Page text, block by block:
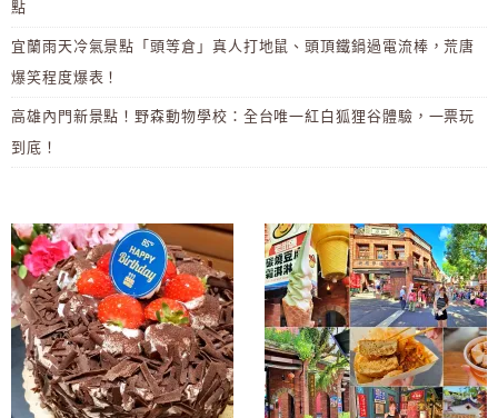
點
宜蘭雨天冷氣景點「頭等倉」真人打地鼠、頭頂鐵鍋過電流棒，荒唐
爆笑程度爆表！
高雄內門新景點！野森動物學校：全台唯一紅白狐狸谷體驗，一票玩
到底！